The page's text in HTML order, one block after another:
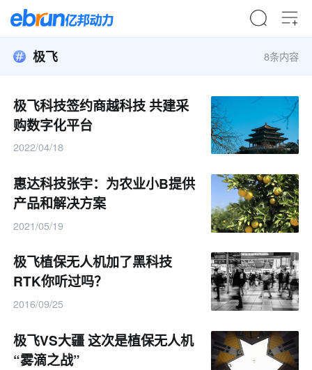
极飞 8条内容
极飞科技签约商越科技 共建采
购数字化平台
2022/04/18
惠达科技张宇：为农业小B提供
产品和解决方案
2021/05/19
极飞植保无人机加了黑科技
RTK你听过吗？
2016/09/25
极飞VS大疆 这次是植保无人机
“雾滴之战”